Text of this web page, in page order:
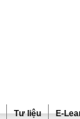
Tư liệu E-